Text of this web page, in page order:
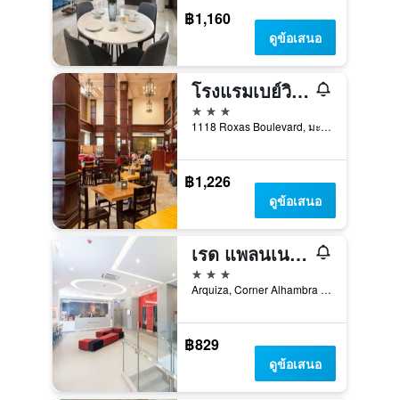
฿1,160
ดูข้อเสนอ
โรงแรมเบย์วิวพาร์ค มะนิลา
3 ดาว
1118 Roxas Boulevard, มะนิลา, ฟิลิปปินส์
฿1,226
ดูข้อเสนอ
เรด แพลนเนต มะนิลาเบย์
3 ดาว
Arquiza, Corner Alhambra Streets Ermita, 0930 Ermita, มะนิลา, ฟิลิปปินส์
฿829
ดูข้อเสนอ